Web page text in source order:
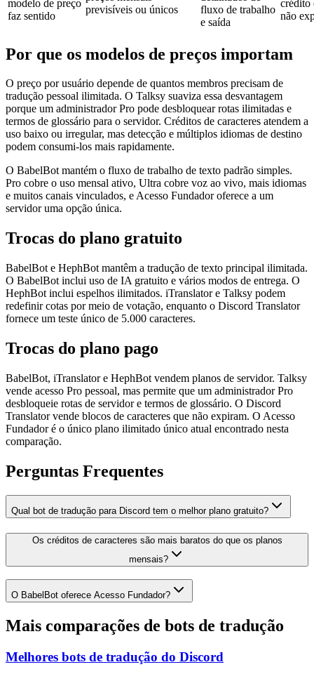
modelo de preço
faz sentido
previsíveis ou únicos
fluxo de trabalho
e saída
crédito
não
Por que os modelos de preços importam
O preço por usuário depende de quantos membros precisam de
tradução pessoal ilimitada. O Talksy suaviza essa desvantagem
porque um administrador Pro pode desbloquear rotas ilimitadas e
termos de glossário para o servidor. Créditos de caracteres atendem a
uso baixo ou irregular, mas detecção e múltiplos idiomas de destino
podem consumi-los mais rapidamente.
O BabelBot mantém o fluxo de trabalho de texto padrão simples.
Pro cobre o uso mensal ativo, Ultra cobre voz ao vivo, mais idiomas
e muitos canais vinculados, e Acesso Fundador oferece a um
servidor uma opção única.
Trocas do plano gratuito
BabelBot e HephBot mantêm a tradução de texto principal ilimitada.
O BabelBot inclui uso de IA gratuito e vários modos de entrega. O
HephBot inclui espelhos ilimitados. iTranslator e Talksy podem
redefinir cotas por meio de votação, enquanto o Discord Translator
fornece um teste único de 5.000 caracteres.
Trocas do plano pago
BabelBot, iTranslator e HephBot vendem planos de servidor. Talksy
vende acesso Pro pessoal, mas permite que um administrador Pro
desbloqueie rotas de servidor e termos de glossário. O Discord
Translator vende blocos de caracteres que não expiram. O Acesso
Fundador é o único plano ilimitado único atual encontrado nesta
comparação.
Perguntas Frequentes
Qual bot de tradução para Discord tem o melhor plano gratuito?
Os créditos de caracteres são mais baratos do que os planos
mensais?
O BabelBot oferece Acesso Fundador?
Mais comparações de bots de tradução
Melhores bots de tradução do Discord